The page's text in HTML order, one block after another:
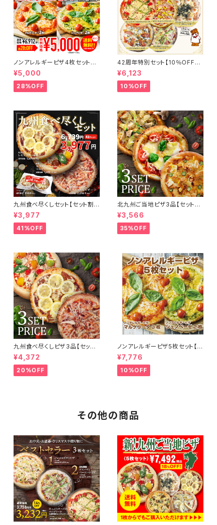
ノンアレルギーピザ4枚セット
【約28％OFF】ノンアレルギーピ
ザマルゲリータ2枚/ノンアレルギ
ーピザジェノベーゼ2枚/送料無
料！※当社が負担します。
¥5,000
28%OFF
42周年特別セット【10％OFF】
オリジナルミックスピザ／自社
農園アスパラとベーコンピザ／
旨辛チョリソーピザ／たっぷりチ
ーズのマルゲリータ／博多福さ
¥6,123
10%OFF
九州食べ尽くしセット【セット割】
長崎レモンステーキピザ／熊本
カラフルトマトのマルゲリータ／
鹿児島のヒメアマエビピザ／北
九州名物焼きカレー
¥3,977
41%OFF
北九州ご当地ピザ3品【セット
割】若松乙村式にんにくと椎茸
のピザ／若松トマトのマルゲリ
ータ／合馬の筍と豊後どりのピ
ザ
¥3,566
35%OFF
九州食べ尽くしピザ3品【セット
割】長崎レモンステーキピザ／
熊本カラフルトマトのマルゲリー
タ／鹿児島のヒメアマエビピザ
¥4,372
20%OFF
ノンアレルギーピザ5枚セット【1
0％OFF】ノンアレルギーピザマ
ルゲリータ3枚/ノンアレルギー
ピザジェノベーゼ2枚
¥7,776
10%OFF
その他の商品